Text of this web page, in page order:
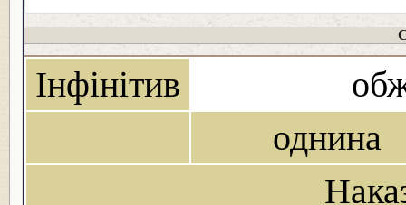
Інфінітив
однина